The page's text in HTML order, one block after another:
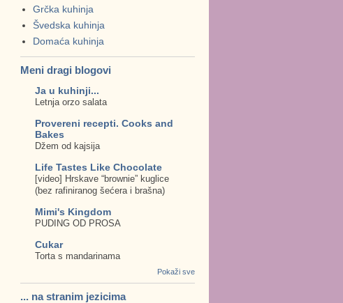
Grčka kuhinja
Švedska kuhinja
Domaća kuhinja
Meni dragi blogovi
Ja u kuhinji...
Letnja orzo salata
Provereni recepti. Cooks and
Bakes
Džem od kajsija
Life Tastes Like Chocolate
[video] Hrskave “brownie” kuglice
(bez rafiniranog šećera i brašna)
Mimi's Kingdom
PUDING OD PROSA
Cukar
Torta s mandarinama
Pokaži sve
... na stranim jezicima